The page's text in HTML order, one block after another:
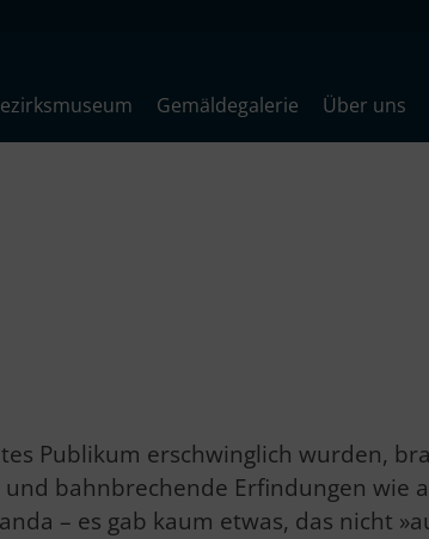
Gemäldegalerie Über uns
Publikum erschwinglich wurden,
bahnbrechende Erfindungen wie
– es gab kaum etwas, das nicht